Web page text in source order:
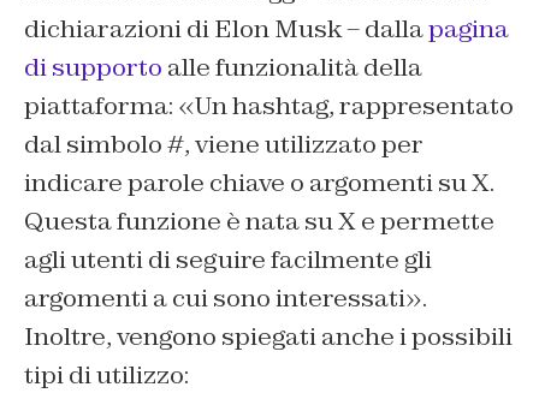
dichiarazioni di Elon Musk – dallapagina
di supporto alle funzionalità della
piattaforma: «Un hashtag, rappresentato
dal simbolo #, viene utilizzato per
indicare parole chiave o argomenti su X.
Questa funzione è nata su X e permette
agli utenti di seguire facilmente gli
argomenti a cui sono interessati».
Inoltre, vengono spiegati anche i possibili
tipi di utilizzo: